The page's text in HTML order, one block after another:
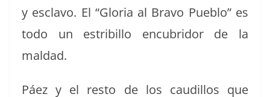
y escla­vo. El “Glo­ria al Bra­vo Pueblo” es
todo un estri­bil­lo encubri­dor de la
maldad.
Páez y el resto de los caudil­los que